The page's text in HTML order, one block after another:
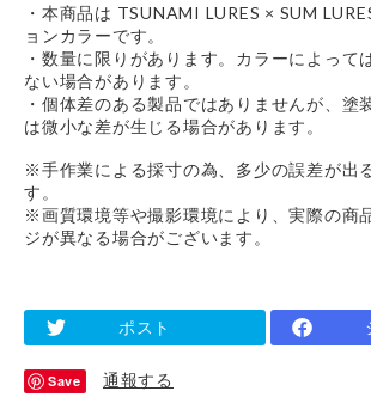
・本商品は TSUNAMI LURES × SUM
ョンカラーです。
・数量に限りがあります。カラーによって
ない場合があります。
・個体差のある製品ではありませんが、塗
は微小な差が生じる場合があります。
※手作業による採寸の為、多少の誤差が出
す。
※画質環境等や撮影環境により、実際の商
ジが異なる場合がございます。
ポスト
Save 通報する